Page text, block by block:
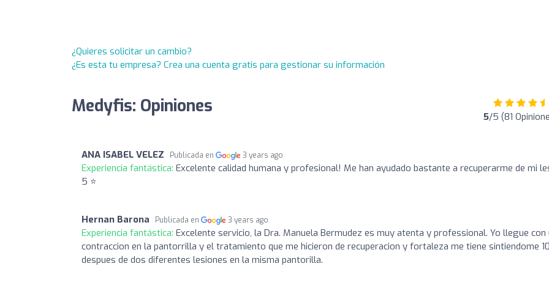
¿Quieres solicitar un cambio?
¿Es esta tu empresa? Crea una cuenta gratis para gestionar su información
Medyfis: Opiniones 5/5 (81
ANA ISABEL VELEZ Publicada en 3 years ago
Experiencia fantástica: Excelente calidad humana y profesional! Me han ayudado bastante a recuperarme de mi
5 ⭐
Hernan Barona Publicada en 3 years ago
Experiencia fantástica: Excelente servicio, la Dra. Manuela Bermudez es muy atenta y professional. Yo llegue con
contraccion en la pantorrilla y el tratamiento que me hicieron de recuperacion y fortaleza me tiene sintiendome
despues de dos diferentes lesiones en la misma pantorilla.